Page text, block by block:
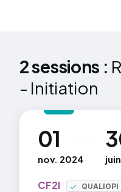
Découverte
Évaluation /
2 sessions :
- Initiation
01
nov. 2024
au
CF2I QUALIOPI